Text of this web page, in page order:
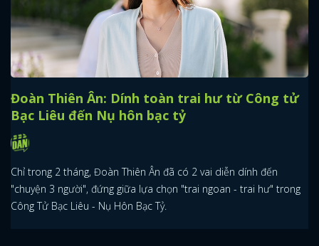
Đoàn Thiên Ân: Dính toàn trai hư từ Công tử
Bạc Liêu đến Nụ hôn bạc tỷ
Chỉ trong 2 tháng, Đoàn Thiên Ân đã có 2 vai diễn dính đến
"chuyện 3 người", đứng giữa lựa chọn "trai ngoan - trai hư" trong
Công Tử Bạc Liêu - Nụ Hôn Bạc Tỷ.